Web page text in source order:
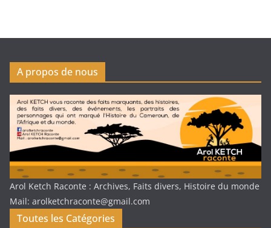
A propos de nous
Arol Ketch Raconte : Archives, Faits divers, Histoire du monde
Mail: arolketchraconte@gmail.com
Toutes les Catégories